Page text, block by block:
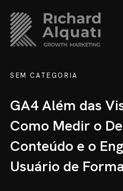
SEM CATEGORIA
GA4 Além das
Como Medir o
Conteúdo e o
Usuário de